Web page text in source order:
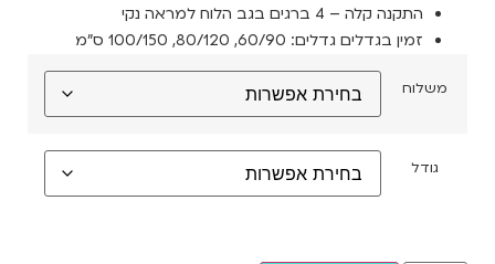
התקנה קלה – 4 ברגים בגב הלוח למראה נקי
זמין בגדלים גדלים: 60/90, 80/120, 100/150 ס”מ
משלוח
גודל